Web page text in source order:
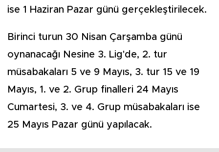
ise 1 Haziran Pazar günü gerçekleştirilecek.
Birinci turun 30 Nisan Çarşamba günü
oynanacağı Nesine 3. Lig'de, 2. tur
müsabakaları 5 ve 9 Mayıs, 3. tur 15 ve 19
Mayıs, 1. ve 2. Grup finalleri 24 Mayıs
Cumartesi, 3. ve 4. Grup müsabakaları ise
25 Mayıs Pazar günü yapılacak.